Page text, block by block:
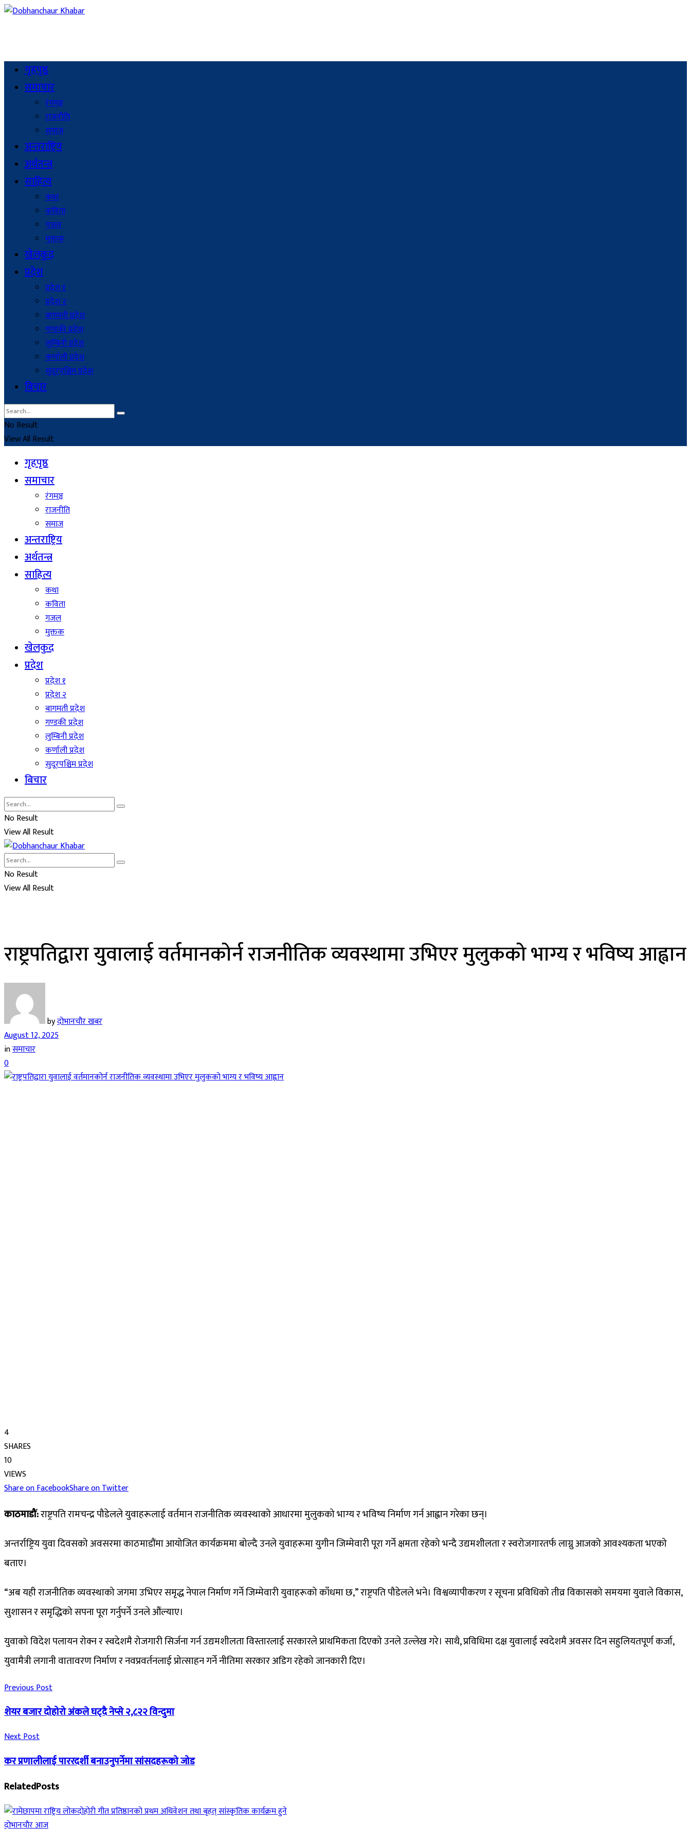
गृहपृष्ठ
समाचार
रंगमञ्च
राजनीति
समाज
अन्तराष्ट्रिय
अर्थतन्त्र
साहित्य
कथा
कविता
गजल
मुक्तक
खेलकुद
प्रदेश
प्रदेश १
प्रदेश २
बागमती प्रदेश
गण्डकी प्रदेश
लुम्बिनी प्रदेश
कर्णाली प्रदेश
सुदूरपश्चिम प्रदेश
बिचार
No Result
View All Result
गृहपृष्ठ
समाचार
रंगमञ्च
राजनीति
समाज
अन्तराष्ट्रिय
अर्थतन्त्र
साहित्य
कथा
कविता
गजल
मुक्तक
खेलकुद
प्रदेश
प्रदेश १
प्रदेश २
बागमती प्रदेश
गण्डकी प्रदेश
लुम्बिनी प्रदेश
कर्णाली प्रदेश
सुदूरपश्चिम प्रदेश
बिचार
No Result
View All Result
No Result
View All Result
राष्ट्रपतिद्वारा युवालाई वर्तमानकोर्न राजनीतिक व्यवस्थामा उभिएर मुलुकको भाग्य र भविष्य आह्वान
byदोभानचौर खबर
August 12, 2025
inसमाचार
0
4
SHARES
10
VIEWS
Share on FacebookShare on Twitter
काठमाडौं:राष्ट्रपति रामचन्द्र पौडेलले युवाहरूलाई वर्तमान राजनीतिक व्यवस्थाको आधारमा मुलुकको भाग्य र भविष्य निर्माण गर्न आह्वान गरेका छन्।
अन्तर्राष्ट्रिय युवा दिवसको अवसरमा काठमाडौंमा आयोजित कार्यक्रममा बोल्दै उनले युवाहरूमा युगीन जिम्मेवारी पूरा गर्ने क्षमता रहेको भन्दै उद्यमशीलता र स्वरोजगारतर्फ लाग्नु आजको आवश्यकता भएको
बताए।
“अब यही राजनीतिक व्यवस्थाको जगमा उभिएर समृद्ध नेपाल निर्माण गर्ने जिम्मेवारी युवाहरूको काँधमा छ,” राष्ट्रपति पौडेलले भने। विश्वव्यापीकरण र सूचना प्रविधिको तीव्र विकासको समयमा युवाले विकास,
सुशासन र समृद्धिको सपना पूरा गर्नुपर्ने उनले औंल्याए।
युवाको विदेश पलायन रोक्न र स्वदेशमै रोजगारी सिर्जना गर्न उद्यमशीलता विस्तारलाई सरकारले प्राथमिकता दिएको उनले उल्लेख गरे। साथै, प्रविधिमा दक्ष युवालाई स्वदेशमै अवसर दिन सहुलियतपूर्ण कर्जा,
युवामैत्री लगानी वातावरण निर्माण र नवप्रवर्तनलाई प्रोत्साहन गर्ने नीतिमा सरकार अडिग रहेको जानकारी दिए।
Previous Post
शेयर बजार दोहोरो अंकले घट्दै नेप्से २,८२२ विन्दुमा
Next Post
कर प्रणालीलाई पाररदर्शी बनाउनुपर्नेमा सांसदहरूको जोड
RelatedPosts
दाेभानचाैर आज